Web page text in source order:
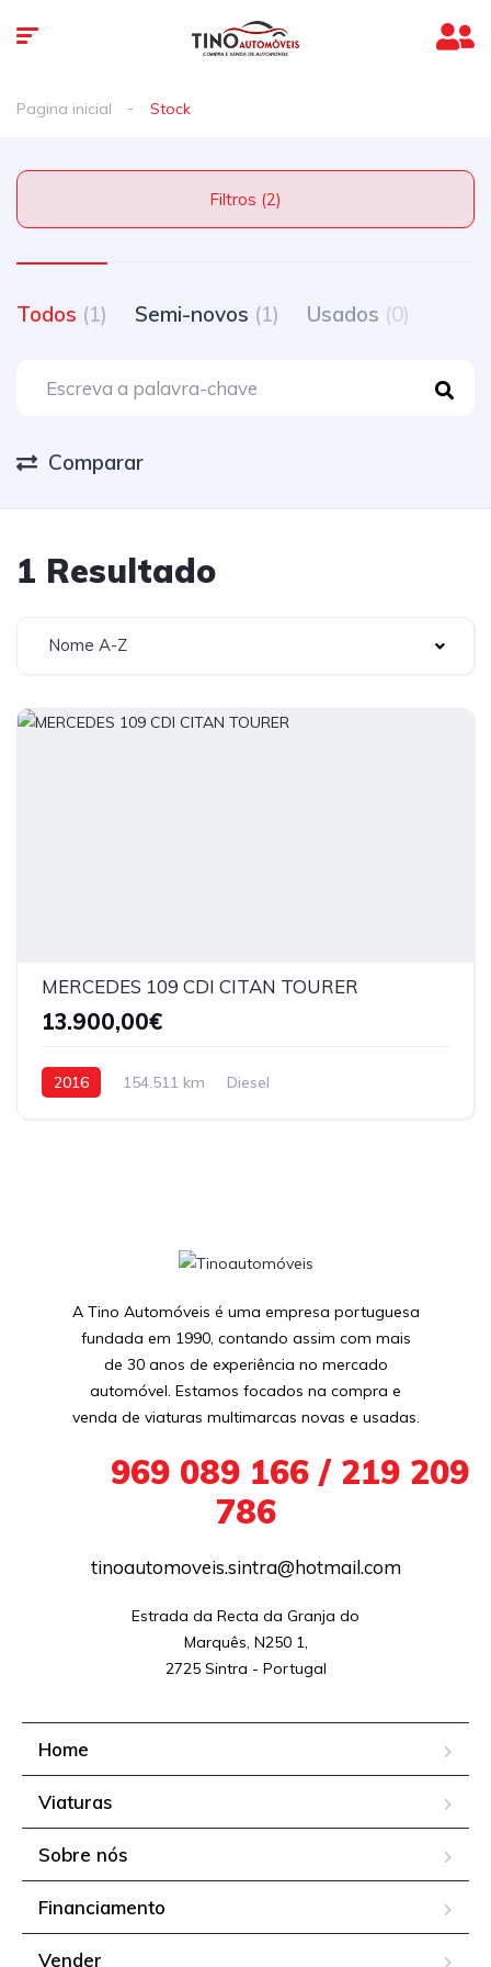
Pagina inicial Stock
Filtros (2)
Todos (1) Semi-novos (1) Usados (0)
Comparar
1 Resultado
Nome A-Z
MERCEDES 109 CDI CITAN TOURER
13.900,00€
2016 154.511 km Diesel
A Tino Automóveis é uma empresa portuguesa
fundada em 1990, contando assim com mais
de 30 anos de experiência no mercado
automóvel. Estamos focados na compra e
venda de viaturas multimarcas novas e usadas.
969 089 166 / 219 209
786
tinoautomoveis.sintra@hotmail.com
Estrada da Recta da Granja do
Marquês, N250 1,
2725 Sintra - Portugal
Home
Viaturas
Sobre nós
Financiamento
Vender